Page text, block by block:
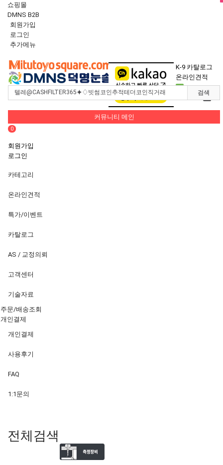
쇼핑몰
DMNS B2B
회원가입
로그인
추가메뉴
navigation
K-9 카탈로그
온라인견적
0
장바구니 0
검색
커뮤니티 메인
0
회원가입
로그인
카테고리
온라인견적
특가/이벤트
카탈로그
AS / 교정의뢰
고객센터
기술자료
주문/배송조회
개인결제
개인결제
사용후기
FAQ
1:1문의
전체검색